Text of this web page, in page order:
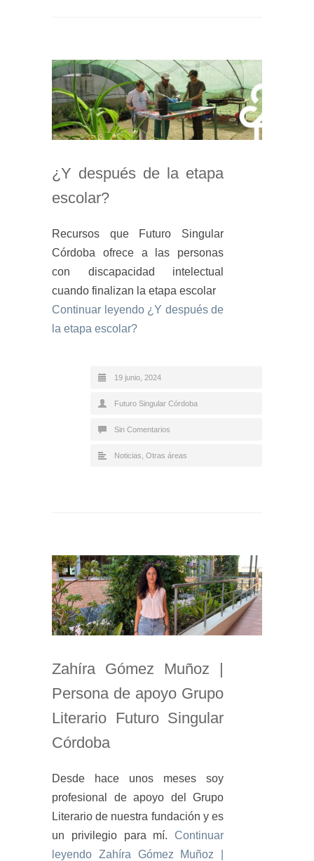
¿Y después de la etapa
escolar?
Recursos que Futuro Singular
Córdoba ofrece a las personas
con discapacidad intelectual
cuando finalizan la etapa escolar
Continuar leyendo¿Y después de
la etapa escolar?
19 junio, 2024
Futuro Singular Córdoba
Sin Comentarios
Noticias Otras áreas
Zahíra Gómez Muñoz |
Persona de apoyo Grupo
Literario Futuro Singular
Córdoba
Desde hace unos meses soy
profesional de apoyo del Grupo
Literario de nuestra fundación y es
un privilegio para mí. Continuar
leyendo Zahíra Gómez Muñoz |